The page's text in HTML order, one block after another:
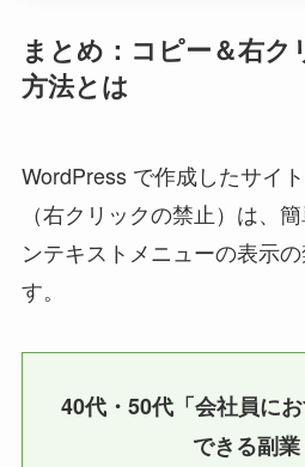
まとめ：コピー＆右ク
方法とは
WordPress で作成したサイ
（右クリックの禁止）は、
ンテキストメニューの表示
す。
40代・50代「会社員に
できる副